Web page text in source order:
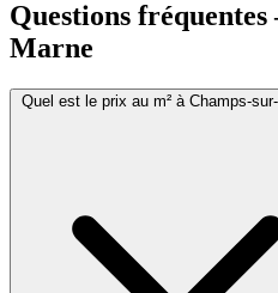
Questions
Marne
Quel est le prix au m² à Champs-